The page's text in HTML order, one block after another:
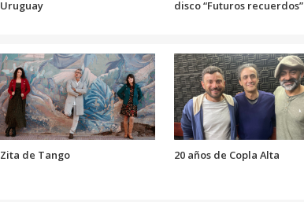
Uruguay
disco “Futuros recuerdos”
Zita de Tango 20 años de Copla Alta